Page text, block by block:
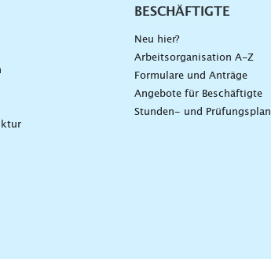
BESCHÄFTIGTE
Neu hier?
Arbeitsorganisation A-Z
Formulare und Anträge
Angebote für Beschäftigte
Stunden- und Prüfungsplan